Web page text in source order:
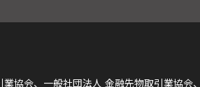
協会、一般社団法人 金融先物取引業協会、